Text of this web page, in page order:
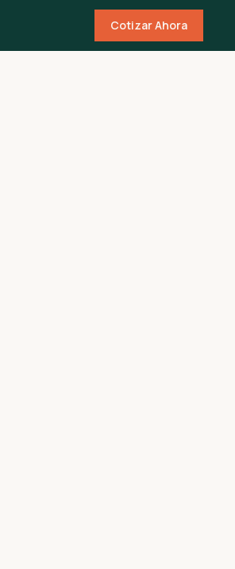
Cotizar Ahora